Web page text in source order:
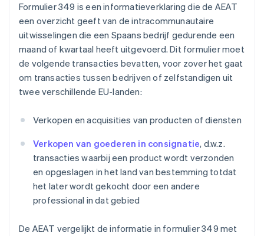
Formulier 349 is een informatieverklaring die de AEAT
een overzicht geeft van de intracommunautaire
uitwisselingen die een Spaans bedrijf gedurende een
maand of kwartaal heeft uitgevoerd. Dit formulier moet
de volgende transacties bevatten, voor zover het gaat
om transacties tussen bedrijven of zelfstandigen uit
twee verschillende EU-landen:
Verkopen en acquisities van producten of diensten
Verkopen van goederen in consignatie, d.w.z.
transacties waarbij een product wordt verzonden
en opgeslagen in het land van bestemming totdat
het later wordt gekocht door een andere
professional in dat gebied
De AEAT vergelijkt de informatie in formulier 349 met